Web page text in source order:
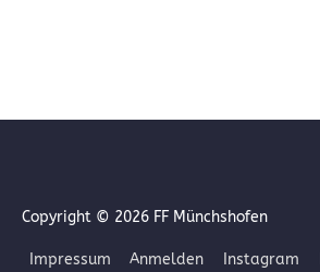
Copyright © 2026 FF Münchshofen
Impressum Anmelden Instagram